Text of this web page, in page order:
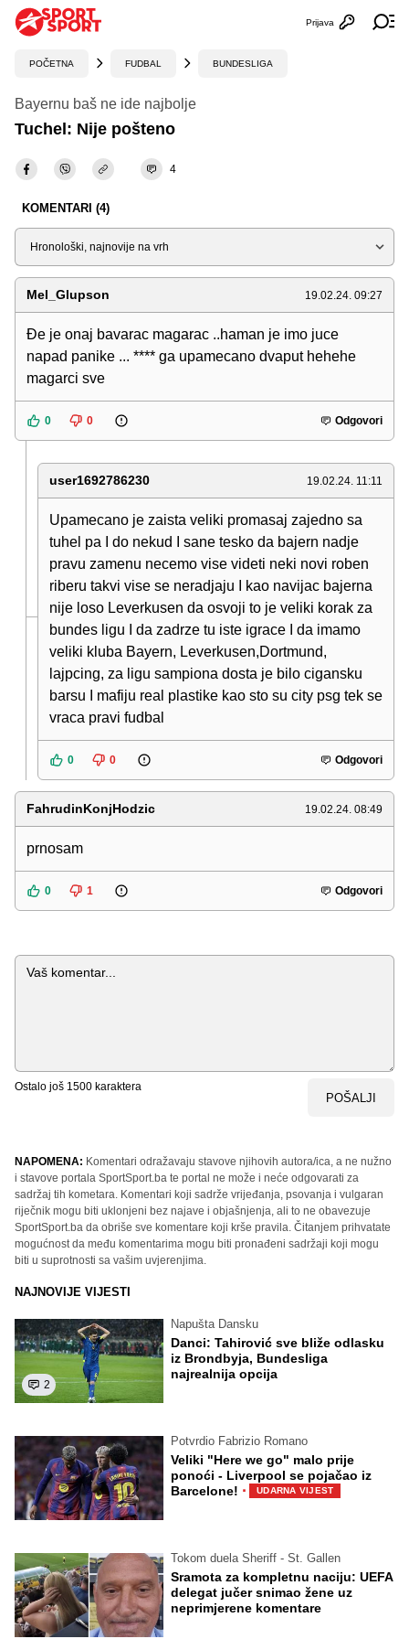
Otvori
Prijava
POČETNA FUDBAL BUNDESLIGA
Bayernu baš ne ide najbolje
Tuchel: Nije pošteno
4
KOMENTARI (4)
Sortiraj
Mel_Glupson 19.02.24. 09:27
Đe je onaj bavarac magarac ..haman je imo juce
napad panike ... **** ga upamecano dvaput hehehe
magarci sve
0 0 Odgovori
user1692786230 19.02.24. 11:11
Upamecano je zaista veliki promasaj zajedno sa
tuhel pa I do nekud I sane tesko da bajern nadje
pravu zamenu necemo vise videti neki novi roben
riberu takvi vise se neradjaju I kao navijac bajerna
nije loso Leverkusen da osvoji to je veliki korak za
bundes ligu I da zadrze tu iste igrace I da imamo
veliki kluba Bayern, Leverkusen,Dortmund,
lajpcing, za ligu sampiona dosta je bilo cigansku
barsu I mafiju real plastike kao sto su city psg tek se
vraca pravi fudbal
0 0 Odgovori
FahrudinKonjHodzic 19.02.24. 08:49
prnosam
0 1 Odgovori
Komentar
Ostalo još 1500 karaktera
POŠALJI
NAPOMENA: Komentari odražavaju stavove njihovih autora/ica, a ne nužno
i stavove portala SportSport.ba te portal ne može i neće odgovarati za
sadržaj tih kometara. Komentari koji sadrže vrijeđanja, psovanja i vulgaran
riječnik mogu biti uklonjeni bez najave i objašnjenja, ali to ne obavezuje
SportSport.ba da obriše sve komentare koji krše pravila. Čitanjem prihvatate
mogućnost da među komentarima mogu biti pronađeni sadržaji koji mogu
biti u suprotnosti sa vašim uvjerenjima.
NAJNOVIJE VIJESTI
2
Napušta Dansku
Danci: Tahirović sve bliže odlasku
iz Brondbyja, Bundesliga
najrealnija opcija
Potvrdio Fabrizio Romano
Veliki "Here we go" malo prije
ponoći - Liverpool se pojačao iz
Barcelone! · UDARNA VIJEST
Tokom duela Sheriff - St. Gallen
Sramota za kompletnu naciju: UEFA
delegat jučer snimao žene uz
neprimjerene komentare